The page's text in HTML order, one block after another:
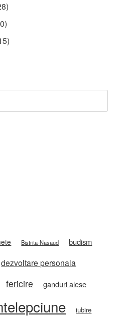
Bistrita-Nasaud budism
dezvoltare personala
fericire ganduri alese
iubire